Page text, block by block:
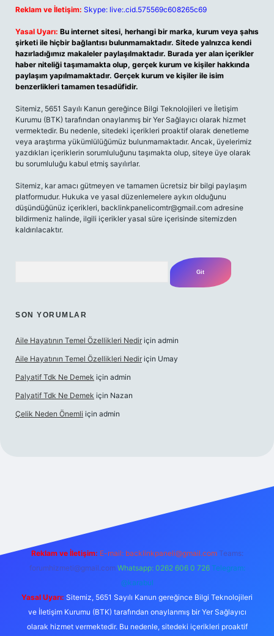
Reklam ve İletişim: Skype: live:.cid.575569c608265c69
Yasal Uyarı: Bu internet sitesi, herhangi bir marka, kurum veya şahıs
şirketi ile hiçbir bağlantısı bulunmamaktadır. Sitede yalnızca kendi
hazırladığımız makaleler paylaşılmaktadır. Burada yer alan içerikler
haber niteliği taşımamakta olup, gerçek kurum ve kişiler hakkında
paylaşım yapılmamaktadır. Gerçek kurum ve kişiler ile isim
benzerlikleri tamamen tesadüfidir.
Sitemiz, 5651 Sayılı Kanun gereğince Bilgi Teknolojileri ve İletişim
Kurumu (BTK) tarafından onaylanmış bir Yer Sağlayıcı olarak hizmet
vermektedir. Bu nedenle, sitedeki içerikleri proaktif olarak denetleme
veya araştırma yükümlülüğümüz bulunmamaktadır. Ancak, üyelerimiz
yazdıkları içeriklerin sorumluluğunu taşımakta olup, siteye üye olarak
bu sorumluluğu kabul etmiş sayılırlar.
Sitemiz, kar amacı gütmeyen ve tamamen ücretsiz bir bilgi paylaşım
platformudur. Hukuka ve yasal düzenlemelere aykırı olduğunu
düşündüğünüz içerikleri, backlinkpanelicomtr@gmail.com adresine
bildirmeniz halinde, ilgili içerikler yasal süre içerisinde sitemizden
kaldırılacaktır.
SON YORUMLAR
Aile Hayatının Temel Özellikleri Nedir için admin
Aile Hayatının Temel Özellikleri Nedir için Umay
Palyatif Tdk Ne Demek için admin
Palyatif Tdk Ne Demek için Nazan
Çelik Neden Önemli için admin
Reklam ve İletişim: E-mail: backlinkpaneli@gmail.com Teams:
forumhizmeti@gmail.com Whatsapp: 0262 606 0 726 Telegram:
@karabul
Yasal Uyarı: Sitemiz, 5651 Sayılı Kanun gereğince Bilgi Teknolojileri
ve İletişim Kurumu (BTK) tarafından onaylanmış bir Yer Sağlayıcı
olarak hizmet vermektedir. Bu nedenle, sitedeki içerikleri proaktif